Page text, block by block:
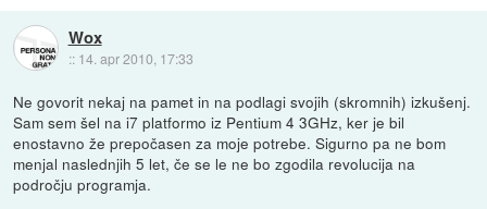
Wox
:: 14. apr 2010, 17:33
Ne govorit nekaj na pamet in na podlagi svojih (skromnih) izkušenj.
Sam sem šel na i7 platformo iz Pentium 4 3GHz, ker je bil
enostavno že prepočasen za moje potrebe. Sigurno pa ne bom
menjal naslednjih 5 let, če se le ne bo zgodila revolucija na
področju programja.